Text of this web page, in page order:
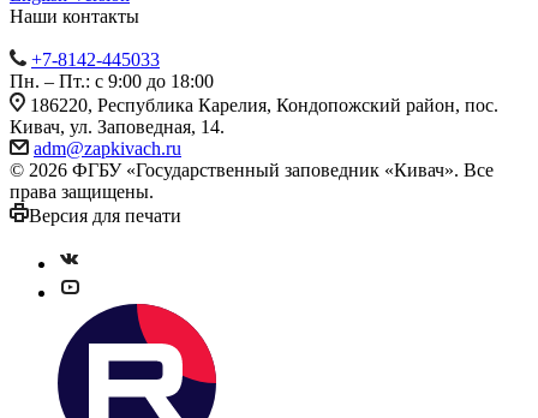
Наши контакты
+7-8142-445033
Пн. – Пт.: с 9:00 до 18:00
186220, Республика Карелия, Кондопожский район, пос.
Кивач, ул. Заповедная, 14.
adm@zapkivach.ru
© 2026 ФГБУ «Государственный заповедник «Кивач». Все
права защищены.
Версия для печати